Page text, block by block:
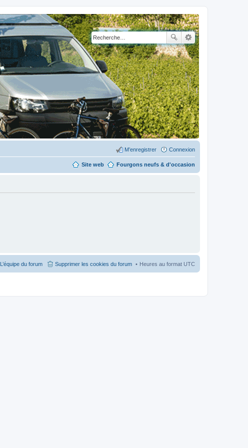
Connexion
M’enregistrer
Fourgons neufs & d'occasion
Site web
Heures au format UTC
Supprimer les cookies du forum
L’équipe du forum